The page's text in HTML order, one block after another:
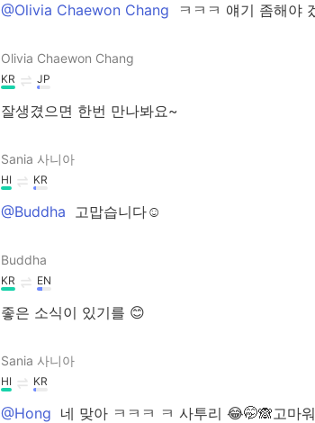
@Olivia Chaewon Chang ㅋㅋㅋ 얘기 좀해야
Olivia Chaewon Chang
KR JP
잘생겼으면 한번 만나봐요~
Sania 사니아
HI KR
@Buddha 고맙습니다☺️
Buddha
KR EN
좋은 소식이 있기를 😊
Sania 사니아
HI KR
@Hong 네 맞아 ㅋㅋㅋ ㅋ 사투리 😂🤭🙈고마